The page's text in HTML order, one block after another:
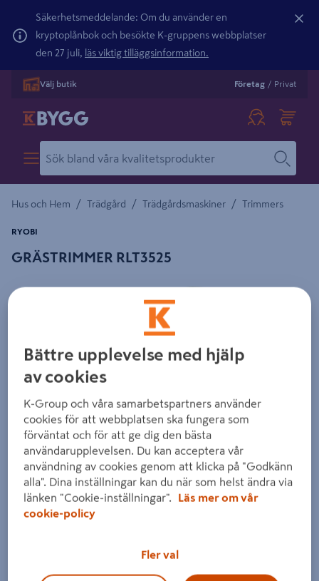
Säkerhetsmeddelande: Om du använder en
kryptoplånbok och besökte K-gruppens webbplatser
den 27 juli, läs viktig tilläggsinformation.
Välj butik Företag / Privat
Hus och Hem / Trädgård / Trädgårdsmaskiner / Trimmers
GRÄSTRIMMER RLT3525
RYOBI
Detaljerad beskrivning finns i produktbeskrivningsområdet
Föregående
Bättre upplevelse med hjälp
av cookies
K-Group och våra samarbetspartners använder
cookies för att webbplatsen ska fungera som
förväntat och för att ge dig den bästa
användarupplevelsen. Du kan acceptera vår
användning av cookies genom att klicka på "Godkänn
alla". Dina inställningar kan du när som helst ändra via
länken "Cookie-inställningar".
Läs mer om vår
cookie-policy
Fler val